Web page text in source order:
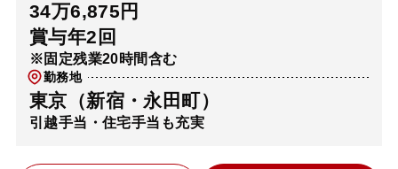
34万6,875円
賞与年2回
※固定残業20時間含む
勤務地
東京（新宿・永田町）
引越手当・住宅手当も充実
解決実績
アクセス
弁護士・税理士